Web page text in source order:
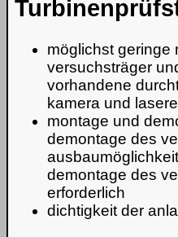
möglichst geringe
versuchsträger
vorhandene
kamera und
montage und
demontage des
demontage des
erforderlich
dichtigkeit der